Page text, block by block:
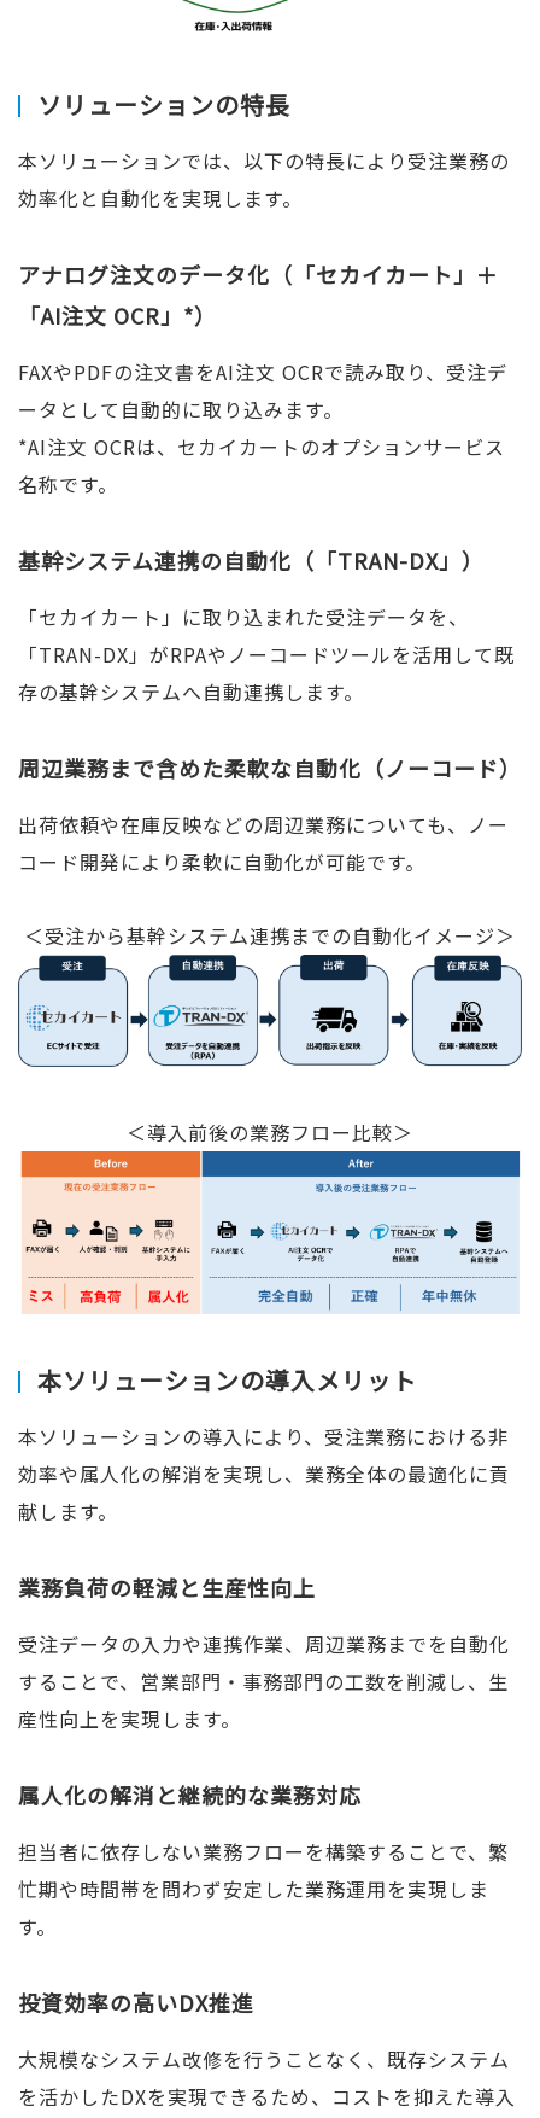
ソリューションの特長
本ソリューションでは、以下の特長により受注業務の
効率化と自動化を実現します。
アナログ注文のデータ化（「セカイカート」＋
「AI注文 OCR」*）
FAXやPDFの注文書をAI注文 OCRで読み取り、受注デ
ータとして自動的に取り込みます。
*AI注文 OCRは、セカイカートのオプションサービス
名称です。
基幹システム連携の自動化（「TRAN-DX」）
「セカイカート」に取り込まれた受注データを、
「TRAN-DX」がRPAやノーコードツールを活用して既
存の基幹システムへ自動連携します。
周辺業務まで含めた柔軟な自動化（ノーコード）
出荷依頼や在庫反映などの周辺業務についても、ノー
コード開発により柔軟に自動化が可能です。
＜受注から基幹システム連携までの自動化イメージ＞
＜導入前後の業務フロー比較＞
本ソリューションの導入メリット
本ソリューションの導入により、受注業務における非
効率や属人化の解消を実現し、業務全体の最適化に貢
献します。
業務負荷の軽減と生産性向上
受注データの入力や連携作業、周辺業務までを自動化
することで、営業部門・事務部門の工数を削減し、生
産性向上を実現します。
属人化の解消と継続的な業務対応
担当者に依存しない業務フローを構築することで、繁
忙期や時間帯を問わず安定した業務運用を実現しま
す。
投資効率の高いDX推進
大規模なシステム改修を行うことなく、既存システム
を活かしたDXを実現できるため、コストを抑えた導入